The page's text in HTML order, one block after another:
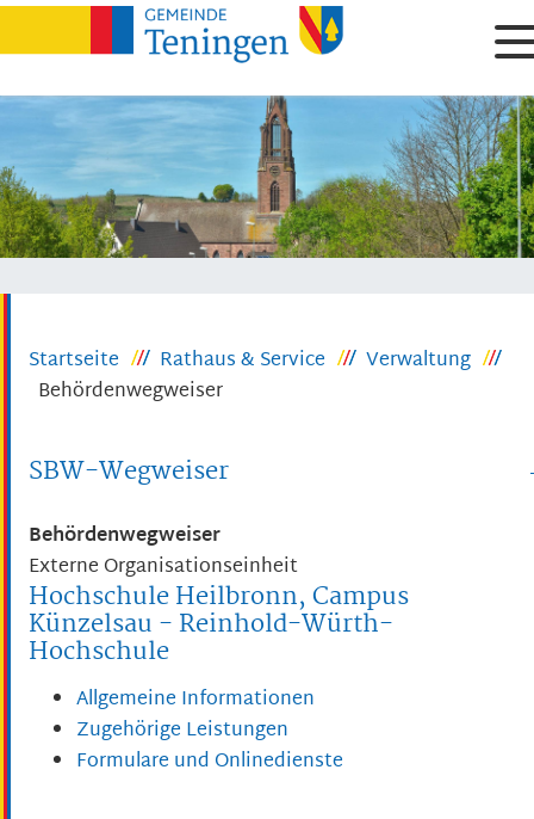
Startseite Rathaus & Service
Verwaltung
Behördenwegweiser
SBW-Wegweiser
Behördenwegweiser
Externe Organisationseinheit
Hochschule Heilbronn, Campus
Künzelsau - Reinhold-Würth-
Hochschule
Allgemeine Informationen
Zugehörige Leistungen
Formulare und Onlinedienste